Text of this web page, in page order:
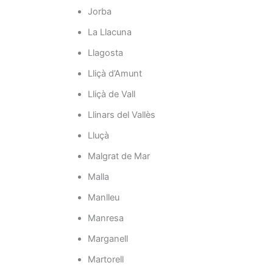
Jorba
La Llacuna
Llagosta
Lliçà d’Amunt
Lliçà de Vall
Llinars del Vallès
Lluçà
Malgrat de Mar
Malla
Manlleu
Manresa
Marganell
Martorell